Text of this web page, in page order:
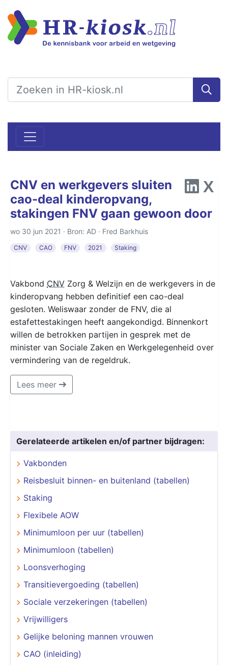
CNV en werkgevers sluiten
cao-deal kinderopvang,
stakingen FNV gaan gewoon door
wo 30 jun 2021 · Bron: AD · Fred Barkhuis
CNV CAO FNV 2021 Staking
Vakbond CNV Zorg & Welzijn en de werkgevers in de
kinderopvang hebben definitief een cao-deal
gesloten. Weliswaar zonder de FNV, die al
estafettestakingen heeft aangekondigd. Binnenkort
willen de betrokken partijen in gesprek met de
minister van Sociale Zaken en Werkgelegenheid over
vermindering van de regeldruk.
Lees meer
Gerelateerde artikelen en/of partner bijdragen:
Vakbonden
Reisbesluit binnen- en buitenland (tabellen)
Staking
Flexibele AOW
Minimumloon per uur (tabellen)
Minimumloon (tabellen)
Loonsverhoging
Transitievergoeding (tabellen)
Sociale verzekeringen (tabellen)
Vrijwilligers
Gelijke beloning mannen vrouwen
CAO (inleiding)